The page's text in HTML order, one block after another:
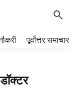
पूर्वोत्तर समाचार